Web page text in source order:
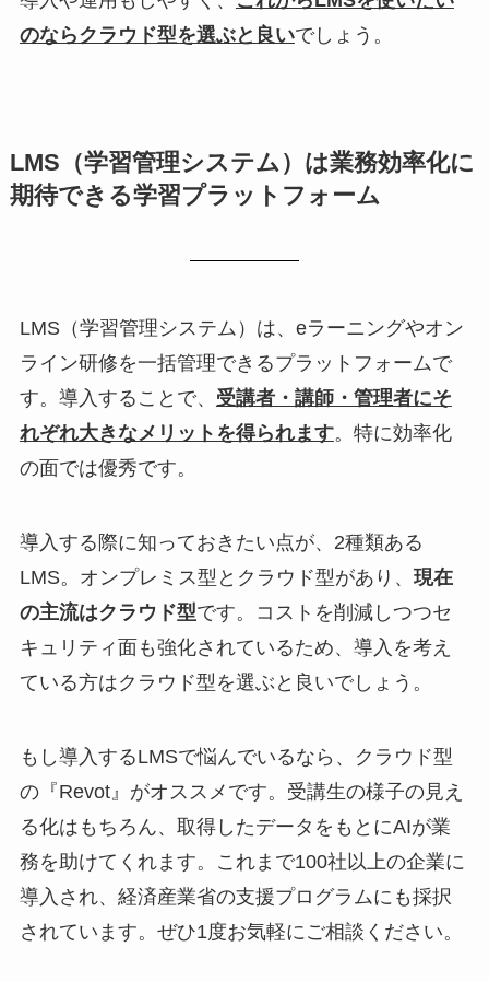
のならクラウド型を選ぶと良いでしょう。
LMS（学習管理システム）は業務効率化に
期待できる学習プラットフォーム
LMS（学習管理システム）は、eラーニングやオン
ライン研修を一括管理できるプラットフォームで
す。導入することで、 受講者・講師・管理者にそ
れぞれ大きなメリットを得られます。特に効率化
の面では優秀です。
導入する際に知っておきたい点が、2種類ある
LMS。オンプレミス型とクラウド型があり、 現在
の主流はクラウド型です。コストを削減しつつセ
キュリティ面も強化されているため、導入を考え
ている方はクラウド型を選ぶと良いでしょう。
もし導入するLMSで悩んでいるなら、クラウド型
の『Revot』がオススメです。受講生の様子の見え
る化はもちろん、取得したデータをもとにAIが業
務を助けてくれます。これまで100社以上の企業に
導入され、経済産業省の支援プログラムにも採択
されています。ぜひ1度お気軽にご相談ください。